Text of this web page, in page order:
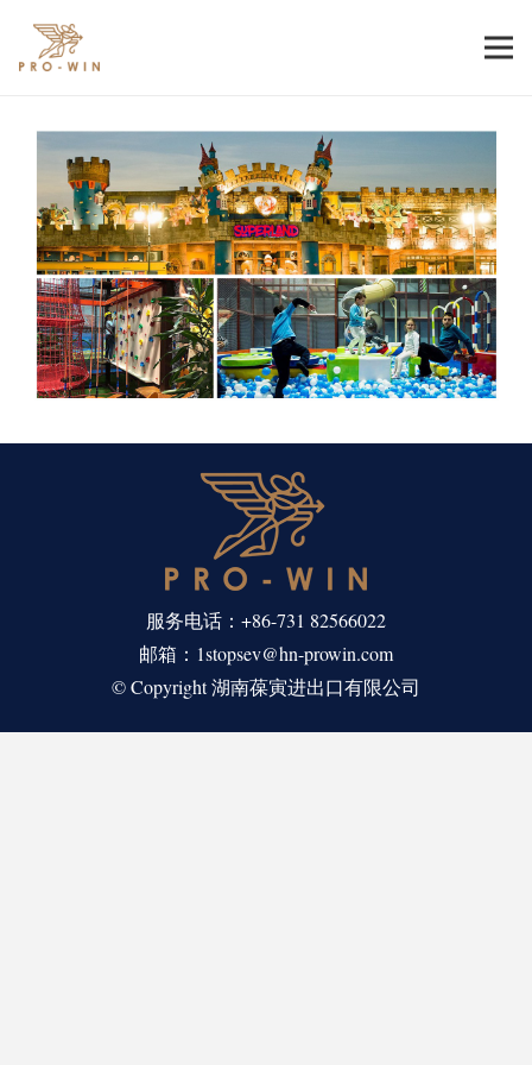
服务电话：+86-731 82566022
邮箱：1stopsev@hn-prowin.com
© Copyright 湖南葆寅进出口有限公司